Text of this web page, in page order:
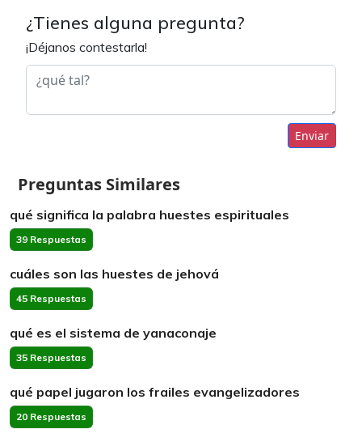
¿Tienes alguna pregunta?
¡Déjanos contestarla!
Enviar
Preguntas Similares
qué significa la palabra huestes espirituales
39 Respuestas
cuáles son las huestes de jehová
45 Respuestas
qué es el sistema de yanaconaje
35 Respuestas
qué papel jugaron los frailes evangelizadores
20 Respuestas